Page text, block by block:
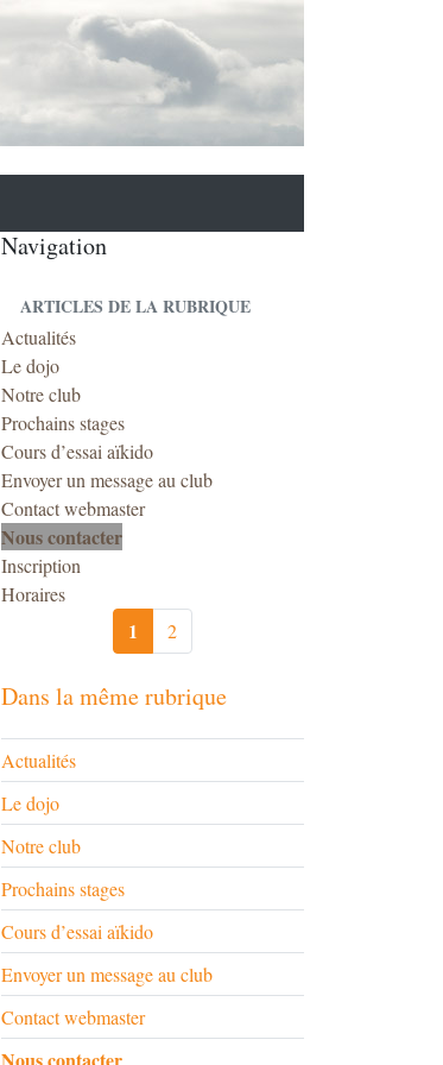
Navigation
ARTICLES DE LA RUBRIQUE
Actualités
Le dojo
Notre club
Prochains stages
Cours d’essai aïkido
Envoyer un message au club
Contact webmaster
Nous contacter
Inscription
Horaires
1 2
Dans la même rubrique
Actualités
Le dojo
Notre club
Prochains stages
Cours d’essai aïkido
Envoyer un message au club
Contact webmaster